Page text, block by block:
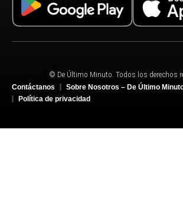
© De Último Minuto. Todos los derechos
Contáctanos
Sobre Nosotros – De Último
Política de privacidad